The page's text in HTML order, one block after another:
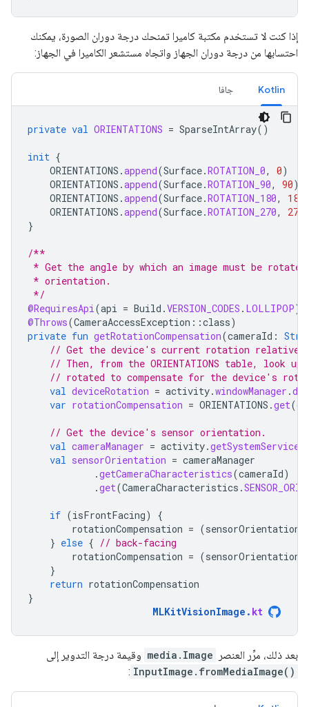
إذا كنت لا تستخدم مكتبة كاميرا تمنحك درجة دوران الصورة، يمكنك
احتسابها من درجة دوران الجهاز واتجاه مستشعر الكاميرا في الجهاز:
Kotlin جافا
private val ORIENTATIONS = SparseIntArray()
init {
ORIENTATIONS .append(Surface.ROTATION_0, 0)
ORIENTATIONS .append(Surface.ROTATION_90, 90)
ORIENTATIONS .append(Surface.ROTATION_180, 180
ORIENTATIONS .append(Surface.ROTATION_270, 270
}
/**
* Get the angle by which an image must be
* orientation.
*/
@RequiresApi(api = Build .VERSION_CODES . LOLLIPOP)
@Throws(CameraAccessException ::class)
private fun getRotationCompensation(cameraId :
// Get the device's current rotation
// Then, from the ORIENTATIONS table, look
// rotated to compensate for the device's
val deviceRotation = activity.windowManager .
var rotationCompensation = ORIENTATIONS .get(
// Get the device's sensor orientation.
val cameraManager = activity.getSystemService
val sensorOrientation = cameraManager
.getCameraCharacteristics(cameraId)
.get(CameraCharacteristics .
if (isFrontFacing)
{
rotationCompensation = (sensorOrientation
} else { // back-facing
rotationCompensation = (sensorOrientation
}
return rotationCompensation
}
MLKitVisionImage . kt
بعد ذلك، مرِّر العنصر media.Image وقيمة درجة التدوير إلى
InputImage.fromMediaImage()
: